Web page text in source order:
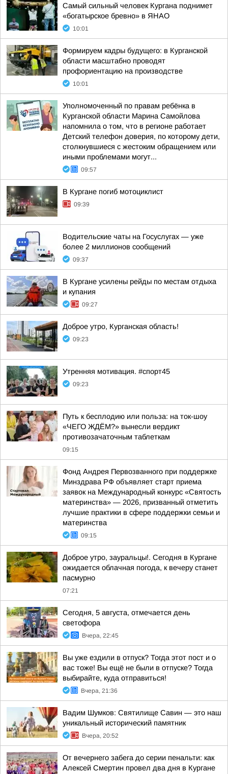
Самый сильный человек Кургана поднимет
«богатырское бревно» в ЯНАО
10:01
Формируем кадры будущего: в Курганской
области масштабно проводят
профориентацию на производстве
10:01
Уполномоченный по правам ребёнка в
Курганской области Марина Самойлова
напомнила о том, что в регионе работает
Детский телефон доверия, по которому дети,
столкнувшиеся с жестоким обращением или
иными проблемами могут...
09:57
В Кургане погиб мотоциклист
09:39
Водительские чаты на Госуслугах — уже
более 2 миллионов сообщений
09:37
В Кургане усилены рейды по местам отдыха
и купания
09:27
Доброе утро, Курганская область!
09:23
Утренняя мотивация. #спорт45
09:23
Путь к бесплодию или польза: на ток-шоу
«ЧЕГО ЖДЁМ?» вынесли вердикт
противозачаточным таблеткам
09:15
Фонд Андрея Первозванного при поддержке
Минздрава РФ объявляет старт приема
заявок на Международный конкурс «Святость
материнства» — 2026, призванный отметить
лучшие практики в сфере поддержки семьи и
материнства
09:15
Доброе утро, зауральцы!. Сегодня в Кургане
ожидается облачная погода, к вечеру станет
пасмурно
07:21
Сегодня, 5 августа, отмечается день
светофора
Вчера, 22:45
Вы уже ездили в отпуск? Тогда этот пост и о
вас тоже! Вы ещё не были в отпуске? Тогда
выбирайте, куда отправиться!
Вчера, 21:36
Вадим Шумков: Святилище Савин — это наш
уникальный исторический памятник
Вчера, 20:52
От вечернего забега до серии пенальти: как
Алексей Смертин провел два дня в Кургане